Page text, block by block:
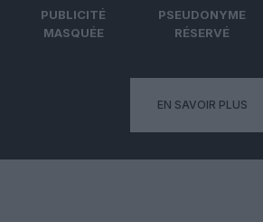
PUBLICITÉ
MASQUÉE
PSEUDONYME
RÉSERVÉ
EN SAVOIR PLUS